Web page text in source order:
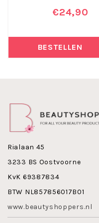
€24,90
BESTELLEN
Rialaan 45
3233 BS Oostvoorne
KvK 69387834
BTW NL857856017B01
www.beautyshoppers.nl